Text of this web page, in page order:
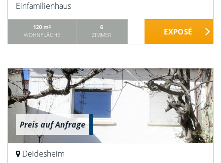
Einfamilienhaus
120 m²
WOHNFLÄCHE
6
ZIMMER
Preis auf Anfrage
Deidesheim